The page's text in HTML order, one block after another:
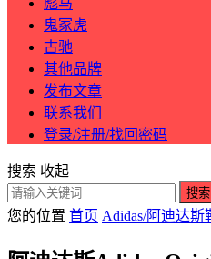
彪马
鬼冢虎
古驰
其他品牌
发布文章
联系我们
登录/注册/找回密码
搜索 收起
搜索
您的位置 首页 Adidas/阿迪达斯